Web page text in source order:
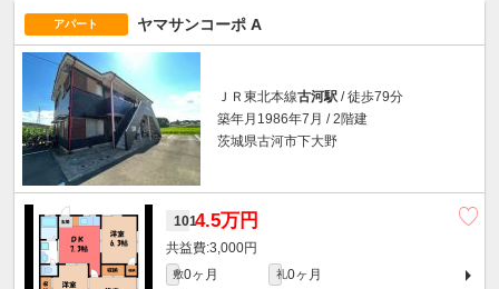
アパート ヤマサンコーポ A
ＪＲ東北本線古河駅 / 徒歩79分
築年月1986年7月 / 2階建
茨城県古河市下大野
1014.5万円
3,000円
敷0ヶ月 礼0ヶ月